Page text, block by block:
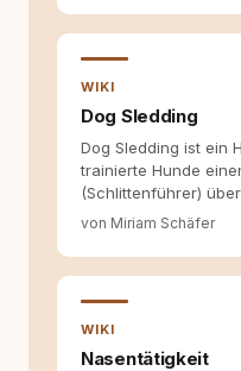
Tierschutz
Hund
für ein
WIKI
Dog Sledding
Dog Sledding ist ein
trainierte Hunde
(Schlittenführer)
von Miriam Schäfer
WIKI
Nasentätigkeit